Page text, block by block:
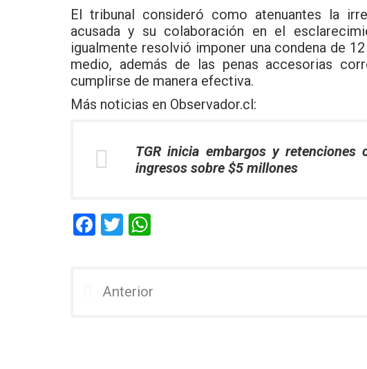
El tribunal consideró como atenuantes la
acusada y su colaboración en el
igualmente resolvió imponer una condena de
medio, además de las penas accesorias
cumplirse de manera efectiva.
Más noticias en Observador.cl:
TGR inicia embargos y retenciones
ingresos sobre $5 millones
F
b
T
er s
Anterior